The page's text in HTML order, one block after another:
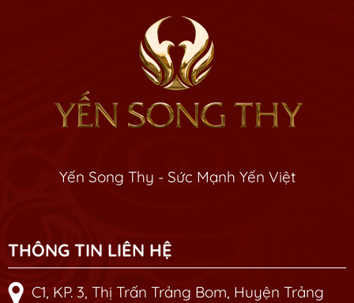
Yến Song Thy - Sức Mạnh Yến Việt
THÔNG TIN LIÊN HỆ
C1, KP. 3, Thị Trấn Trảng Bom, Huyện Trảng